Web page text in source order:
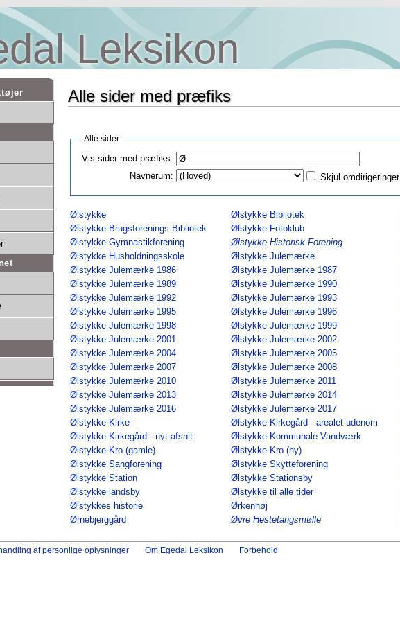
Leksikon
Alle sider med præfiks
Alle sider
Vis sider med præfiks:
Navnerum:
Skjul omdirigeringer
Ølstykke Ølstykke Bibliotek
Ølstykke Brugsforenings Bibliotek
Ølstykke Fotoklub
Ølstykke Gymnastikforening
Ølstykke Historisk Forening
Ølstykke Husholdningsskole
Ølstykke Julemærke
Ølstykke Julemærke 1986
Ølstykke Julemærke 1987
Ølstykke Julemærke 1989
Ølstykke Julemærke 1990
Ølstykke Julemærke 1992
Ølstykke Julemærke 1993
Ølstykke Julemærke 1995
Ølstykke Julemærke 1996
Ølstykke Julemærke 1998
Ølstykke Julemærke 1999
Ølstykke Julemærke 2001
Ølstykke Julemærke 2002
Ølstykke Julemærke 2004
Ølstykke Julemærke 2005
Ølstykke Julemærke 2007
Ølstykke Julemærke 2008
Ølstykke Julemærke 2010
Ølstykke Julemærke 2011
Ølstykke Julemærke 2013
Ølstykke Julemærke 2014
Ølstykke Julemærke 2016
Ølstykke Julemærke 2017
Ølstykke Kirke
Ølstykke Kirkegård - arealet udenom
Ølstykke Kirkegård - nyt afsnit
Ølstykke Kommunale Vandværk
Ølstykke Kro (gamle)
Ølstykke Kro (ny)
Ølstykke Sangforening
Ølstykke Skytteforening
Ølstykke Station
Ølstykke Stationsby
Ølstykke landsby
Ølstykke til alle tider
Ølstykkes historie
Ørkenhøj
Ørnebjerggård
Øvre Hestetangsmølle
af personlige oplysninger Om Egedal Leksikon Forbehold